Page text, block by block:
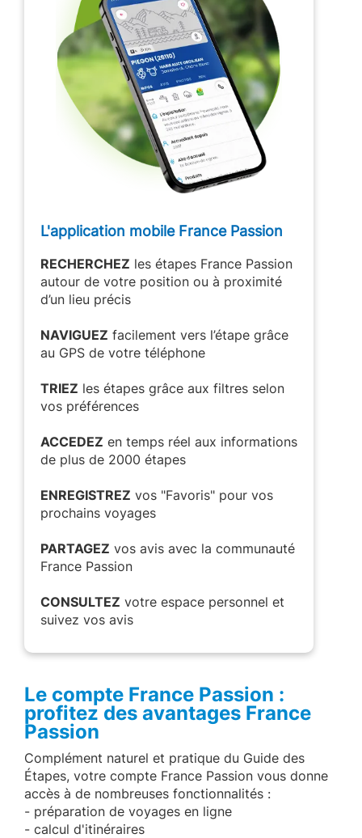
L'application mobile France Passion
RECHERCHEZ les étapes France Passion
autour de votre position ou à proximité
d’un lieu précis
NAVIGUEZ facilement vers l’étape grâce
au GPS de votre téléphone
TRIEZ les étapes grâce aux filtres selon
vos préférences
ACCEDEZ en temps réel aux informations
de plus de 2000 étapes
ENREGISTREZ vos "Favoris" pour vos
prochains voyages
PARTAGEZ vos avis avec la communauté
France Passion
CONSULTEZ votre espace personnel et
suivez vos avis
Le compte France Passion :
profitez des avantages France
Passion
Complément naturel et pratique du Guide des
Étapes, votre compte France Passion vous donne
accès à de nombreuses fonctionnalités :
- préparation de voyages en ligne
- calcul d'itinéraires